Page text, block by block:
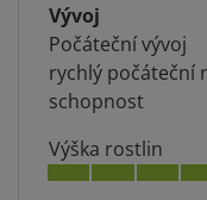
Vývoj
Počáteční vývoj
rychlý počáteční
schopnost
Výška rostlin